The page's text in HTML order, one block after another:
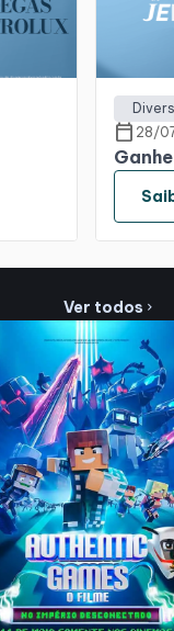
calendar_today 28/
Ver todos chevron_right